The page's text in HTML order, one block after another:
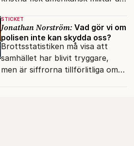
milisen.
STICKET
Jonathan Norström: Vad gör vi om
polisen inte kan skydda oss?
Brottsstatistiken må visa att
samhället har blivit tryggare,
men är siffrorna tillförlitliga om